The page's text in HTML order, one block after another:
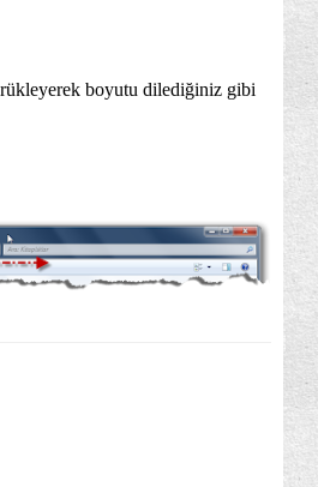
boyutu dilediğiniz gibi